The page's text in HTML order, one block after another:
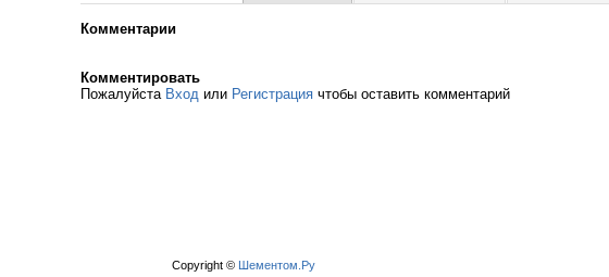
Комментарии
Комментировать
Пожалуйста Вход или Регистрация чтобы оставить комментарий
Copyright © Шементом.Ру